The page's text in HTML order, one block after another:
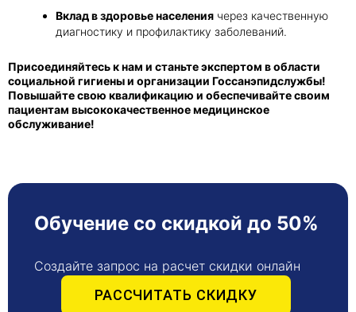
Вклад в здоровье населения через качественную
диагностику и профилактику заболеваний.
Присоединяйтесь к нам и станьте экспертом в области
социальной гигиены и организации Госсанэпидслужбы!
Повышайте свою квалификацию и обеспечивайте своим
пациентам высококачественное медицинское
обслуживание!
Обучение со скидкой до 50%
Создайте запрос на расчет скидки онлайн
РАССЧИТАТЬ СКИДКУ